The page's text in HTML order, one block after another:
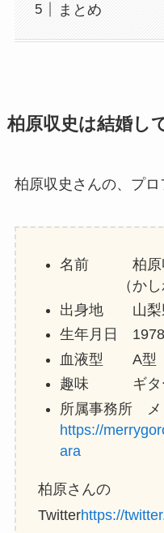
まとめ
柏原収史は結婚し
柏原収史さんの、プロ
名前 柏原
（かしわば
出身地 山梨
生年月日 1978
血液型 A型
趣味 ギター
所属事務所 メ
https://
ara
柏原さんの
Twitterhttps://